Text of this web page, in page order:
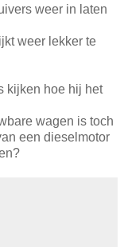
weer in laten
weer lekker te
kijken hoe hij het
wagen is toch
een dieselmotor